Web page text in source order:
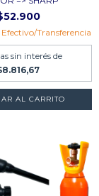
Efectivo/Transferencia
sin interés de